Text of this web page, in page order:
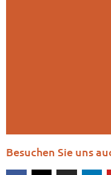
Besuchen Sie uns